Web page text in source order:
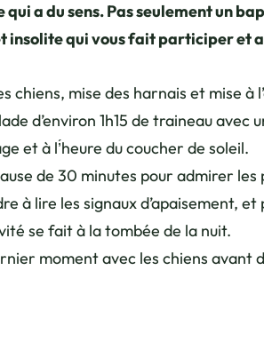
qui a du sens. Pas seulement un
insolite qui vous fait participer et
chiens, mise des harnais et mise à
d’environ 1h15 de traineau avec
et à l’́heure du coucher de soleil.
de 30 minutes pour admirer
à lire les signaux d’apaisement,
se fait à la tombée de la nuit.
moment avec les chiens